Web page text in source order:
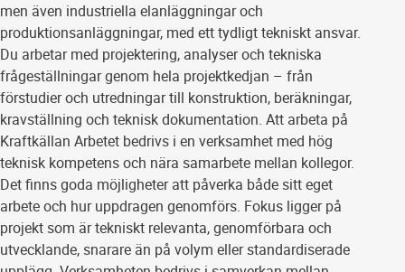
men även industriella elanläggningar och
produktionsanläggningar, med ett tydligt tekniskt ansvar.
Du arbetar med projektering, analyser och tekniska
frågeställningar genom hela projektkedjan – från
förstudier och utredningar till konstruktion, beräkningar,
kravställning och teknisk dokumentation. Att arbeta på
Kraftkällan Arbetet bedrivs i en verksamhet med hög
teknisk kompetens och nära samarbete mellan kollegor.
Det finns goda möjligheter att påverka både sitt eget
arbete och hur uppdragen genomförs. Fokus ligger på
projekt som är tekniskt relevanta, genomförbara och
utvecklande, snarare än på volym eller standardiserade